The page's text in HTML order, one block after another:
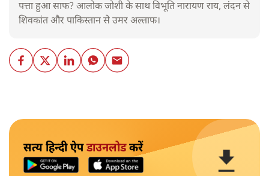
पत्ता हुआ साफ? आलोक जोशी के साथ विभूति नारायण राय, लंदन से
शिवकांत और पाकिस्तान से उमर अल्ताफ।
सत्य हिन्दी ऐपडाउनलोडकरें